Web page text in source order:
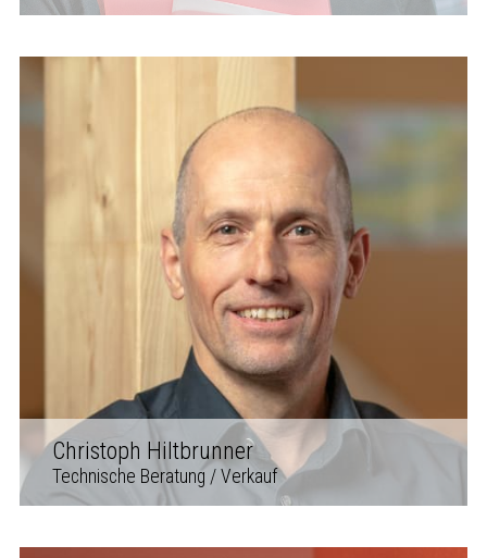
Christoph Hiltbrunner
Technische Beratung / Verkauf